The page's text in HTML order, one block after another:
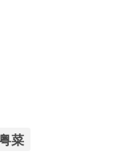
菜